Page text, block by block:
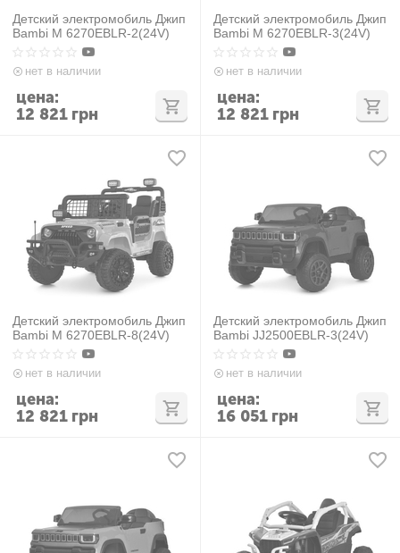
Детский электромобиль Джип
Bambi M 6270EBLR-2(24V)
нет в наличии
12 821 грн
цена:
Детский электромобиль Джип
Bambi M 6270EBLR-3(24V)
нет в наличии
12 821 грн
цена:
Детский электромобиль Джип
Bambi M 6270EBLR-8(24V)
нет в наличии
12 821 грн
цена:
Детский электромобиль Джип
Bambi JJ2500EBLR-3(24V)
нет в наличии
16 051 грн
цена: